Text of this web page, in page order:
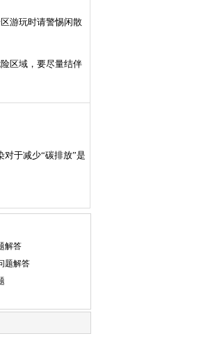
游玩时请警惕闲散
区域，要尽量结伴
于减少“碳排放”是